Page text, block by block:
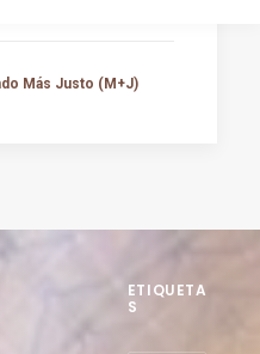
Más Justo (M+J)
ETIQUETA
S